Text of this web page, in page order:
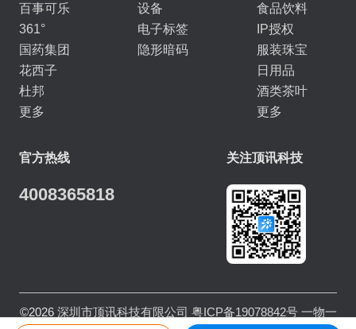
百事可乐
361°
国药集团
花西子
杜邦
更多
设备
电子标签
隐形暗码
食品饮料
IP授权
服装珠宝
日用品
酒类茶叶
更多
官方热线
4008365818
关注顶讯科技
©2026 深圳市顶讯科技有限公司 粤ICP备19078842号 一物一